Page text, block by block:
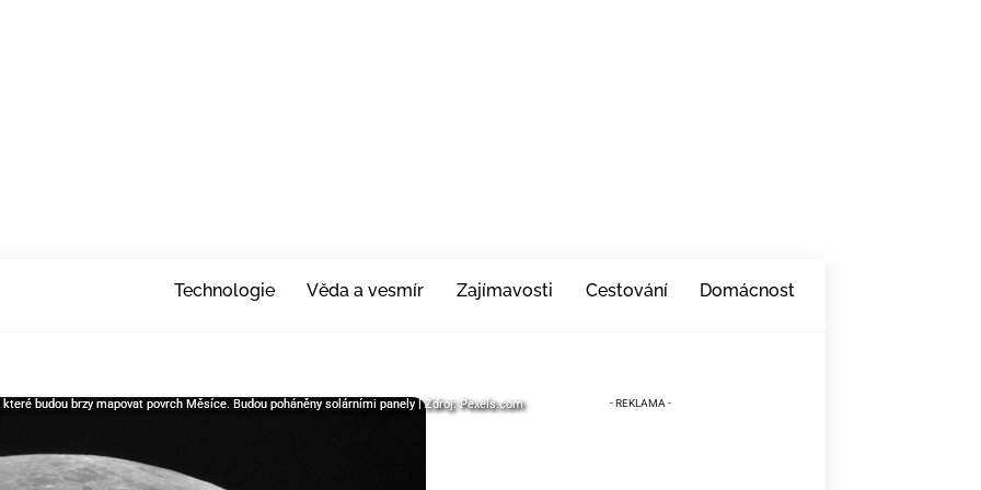
Technologie Věda a vesmír Zajímavosti Cestování Domácnost
budou brzy mapovat povrch Měsíce. Budou poháněny solárními panely | Zdroj: Pexels.com
budou brzy mapovat povrch Měsíce. Budou poháněny solárními panely | Zdroj: Pexels.com